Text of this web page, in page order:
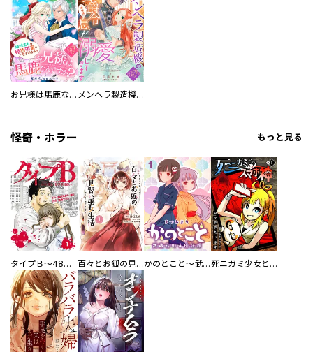
お兄様は馬鹿なんですか？～地味王女は婚約破棄に巻き込まれる～ メンヘラ製造機の公爵令息（過保護）が溺愛してきます
怪奇・ホラー もっと見る
タイプＢ～48時間後、致死率100％～【単話】 百々とお狐の見習い巫女生活【単行本版】 かのとこと～武蔵花町怪話譚～ 【連載版】 死ニガミ少女とスマホ神